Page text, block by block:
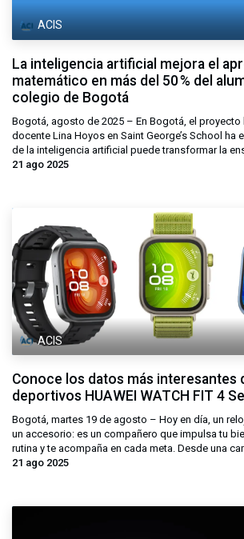
ACIS
La inteligencia artificial mejora el
matemático en más del 50 % del
colegio de Bogotá
Bogotá, agosto de 2025 – En Bogotá, el proyecto
docente Lina Hoyos en Saint George’s School ha
de la inteligencia artificial puede transformar la
21 ago 2025
ACIS
Conoce los datos más interesantes
deportivos HUAWEI WATCH FIT 4
Bogotá, martes 19 de agosto – Hoy en día, un
un accesorio: es un compañero que impulsa tu
rutina y te acompaña en cada meta. Desde una
21 ago 2025